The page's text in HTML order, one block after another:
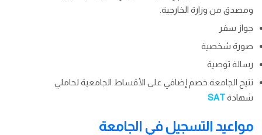
ومصدق من وزارة الخارجية.
جواز سفر
صورة شخصية
رسالة توصية
تتيح الجامعة خصم إضافي على الأقساط الجامعية لحاملي
شهادةSAT
مواعيد التسجيل في الجامعة